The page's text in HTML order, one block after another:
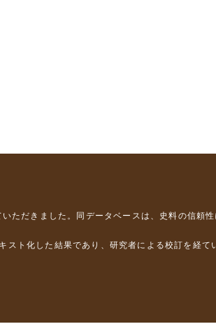
ただきました。同データベースは、史料の信頼
ト化した結果であり、研究者による校訂を経て